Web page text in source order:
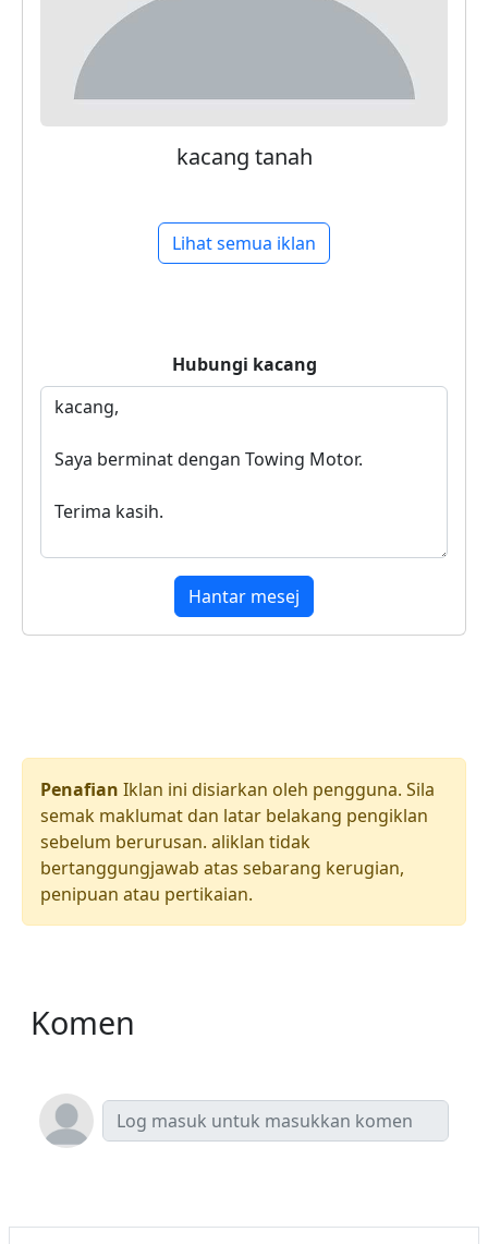
kacang tanah
Lihat semua iklan
Hubungi kacang
Hantar mesej
Penafian Iklan ini disiarkan oleh pengguna. Sila
semak maklumat dan latar belakang pengiklan
sebelum berurusan. aliklan tidak
bertanggungjawab atas sebarang kerugian,
penipuan atau pertikaian.
Komen